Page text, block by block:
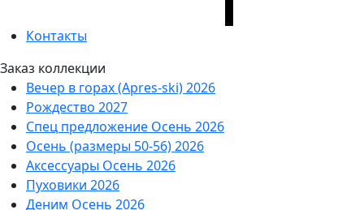
Контакты
Заказ коллекции
Вечер в горах (Apres-ski) 2026
Рождество 2027
Спец предложение Осень 2026
Осень (размеры 50-56) 2026
Аксессуары Осень 2026
Пуховики 2026
Деним Осень 2026